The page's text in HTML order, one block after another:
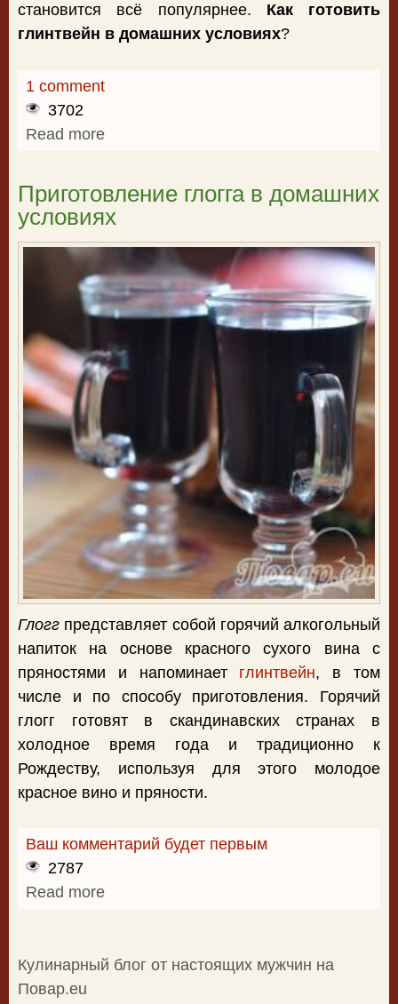
становится всё популярнее. Как готовить
глинтвейн в домашних условиях?
1 comment
3702
Read more
Приготовление глогга в домашних
условиях
Глогг представляет собой горячий алкогольный
напиток на основе красного сухого вина с
пряностями и напоминает глинтвейн, в том
числе и по способу приготовления. Горячий
глогг готовят в скандинавских странах в
холодное время года и традиционно к
Рождеству, используя для этого молодое
красное вино и пряности.
Ваш комментарий будет первым
2787
Read more
Кулинарный блог от настоящих мужчин на
Повар.eu